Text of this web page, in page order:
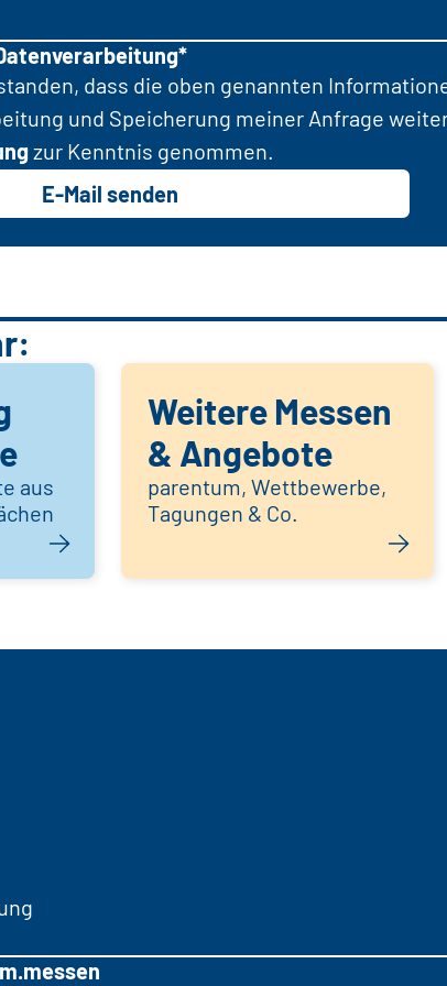
dass die oben genannten
und Speicherung meiner Anfrage
zur Kenntnis genommen.
E-Mail senden
aus
Weitere Messen
& Angebote
parentum, Wettbewerbe,
Tagungen & Co.